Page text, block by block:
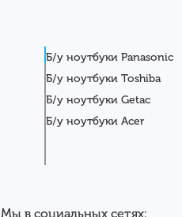
Б/у ноутбуки Panasonic
Б/у ноутбуки Toshiba
Б/у ноутбуки Getac
Б/у ноутбуки Acer
Мы в социальных сетях: